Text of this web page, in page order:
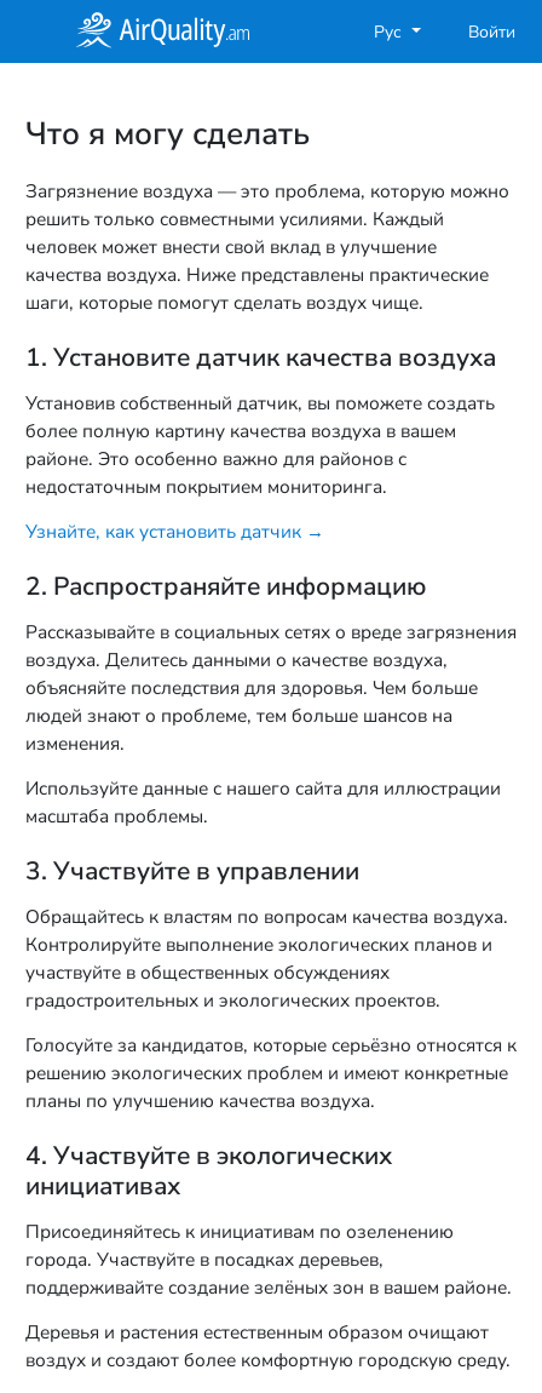
Рус Войти
Что я могу сделать
Загрязнение воздуха — это проблема, которую можно
решить только совместными усилиями. Каждый
человек может внести свой вклад в улучшение
качества воздуха. Ниже представлены практические
шаги, которые помогут сделать воздух чище.
1. Установите датчик качества воздуха
Установив собственный датчик, вы поможете создать
более полную картину качества воздуха в вашем
районе. Это особенно важно для районов с
недостаточным покрытием мониторинга.
Узнайте, как установить датчик →
2. Распространяйте информацию
Рассказывайте в социальных сетях о вреде загрязнения
воздуха. Делитесь данными о качестве воздуха,
объясняйте последствия для здоровья. Чем больше
людей знают о проблеме, тем больше шансов на
изменения.
Используйте данные с нашего сайта для иллюстрации
масштаба проблемы.
3. Участвуйте в управлении
Обращайтесь к властям по вопросам качества воздуха.
Контролируйте выполнение экологических планов и
участвуйте в общественных обсуждениях
градостроительных и экологических проектов.
Голосуйте за кандидатов, которые серьёзно относятся к
решению экологических проблем и имеют конкретные
планы по улучшению качества воздуха.
4. Участвуйте в экологических
инициативах
Присоединяйтесь к инициативам по озеленению
города. Участвуйте в посадках деревьев,
поддерживайте создание зелёных зон в вашем районе.
Деревья и растения естественным образом очищают
воздух и создают более комфортную городскую среду.